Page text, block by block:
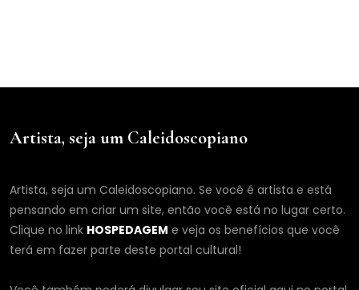
Artista, seja um Caleidoscopiano
Artista, seja um Caleidoscopiano. Se você é artista e está
pensando em criar um site, então você está no lugar certo.
Clique no link HOSPEDAGEM e veja os benefícios que você
terá em fazer parte deste portal cultural!